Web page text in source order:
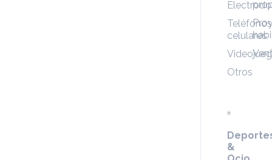
Teléfonos
celulares
Otros
&